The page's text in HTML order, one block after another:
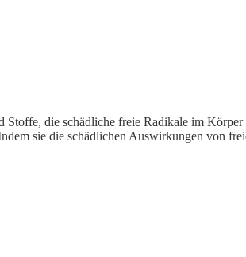
die schädliche freie Radikale im
sie die schädlichen Auswirkungen von